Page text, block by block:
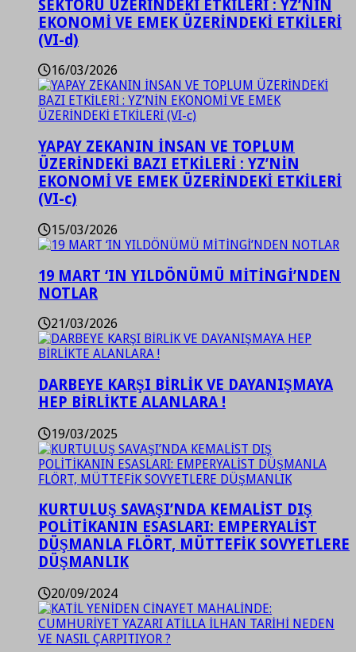
SEKTÖRÜ ÜZERİNDEKİ ETKİLERİ : YZ’NİN
EKONOMİ VE EMEK ÜZERİNDEKİ ETKİLERİ
(VI-d)
16/03/2026
YAPAY ZEKANIN İNSAN VE TOPLUM
ÜZERİNDEKİ BAZI ETKİLERİ : YZ’NİN
EKONOMİ VE EMEK ÜZERİNDEKİ ETKİLERİ
(VI-c)
15/03/2026
19 MART ‘IN YILDÖNÜMÜ MİTİNGİ’NDEN
NOTLAR
21/03/2026
DARBEYE KARŞI BİRLİK VE DAYANIŞMAYA
HEP BİRLİKTE ALANLARA !
19/03/2025
KURTULUŞ SAVAŞI’NDA KEMALİST DIŞ
POLİTİKANIN ESASLARI: EMPERYALİST
DÜŞMANLA FLÖRT, MÜTTEFİK SOVYETLERE
DÜŞMANLIK
20/09/2024